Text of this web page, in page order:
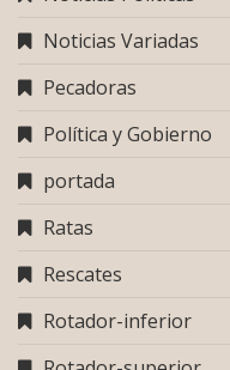
Noticias Variadas
Pecadoras
Política y Gobierno
portada
Ratas
Rescates
Rotador-inferior